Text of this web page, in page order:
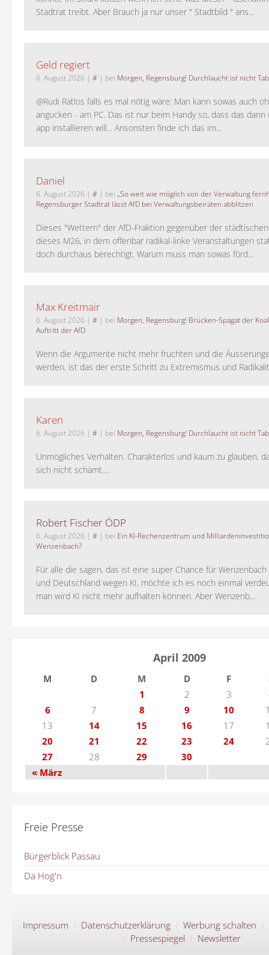
Stadtrat treibt. Aber Brauch ja nur unser " Stadtbild " ans...
Geld regiert
6. August 2026 | # | bei Morgen, Regensburg! Durchlaucht ist nicht
@Rudi Ratlos falls es mal nötig wäre: Man kann sowas auch
angucken - am PC. Das ist nur beim Handy so, dass das
app installieren will... Ansonsten finde ich das im...
Daniel
6. August 2026 | # | bei „So weit wie möglich von der Verwaltung
Regensburger Stadtrat lässt AfD bei Verwaltungsbeiräten abblitzen
Dieses "Wettern" der AfD-Fraktion gegenüber der
dieses M26, in dem offenbar radikal-linke Veranstaltungen
doch durchaus berechtigt. Warum muss man sowas förd...
Max Kreitmair
6. August 2026 | # | bei Morgen, Regensburg! Brücken-Spagat der
Auftritt der AfD
Wenn die Argumente nicht mehr fruchten und die
werden, ist das der erste Schritt zu Extremismus und
Karen
6. August 2026 | # | bei Morgen, Regensburg! Durchlaucht ist nicht
Unmögliches Verhalten. Charakterlos und kaum zu glauben,
sich nicht schämt....
Robert Fischer ÖDP
6. August 2026 | # | bei Ein KI-Rechenzentrum und
Wenzenbach?
Für alle die sagen, das ist eine super Chance für
und Deutschland wegen KI, möchte ich es noch einmal
man wird KI nicht mehr aufhalten können. Aber Wenzenb...
April 2009
M D M D F
1
2 3
6
7 8 9 10
13
14 15 16 17
20
21 22 23 24
27
28 29
30
« März
Freie Presse
Bürgerblick Passau
Da Hog'n
Impressum Datenschutzerklärung
Werbung schalten
Pressespiegel
Newsletter